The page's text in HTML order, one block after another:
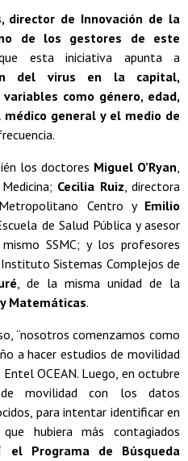
director de Innovación de la
de los gestores de este
esta iniciativa apunta a
del virus en la capital,
como género, edad,
general y el medio de
los doctores Miguel O’Ryan,
Cecilia Ruiz, directora
Centro y Emilio
de Salud Pública y asesor
SSMC; y los profesores
Sistemas Complejos de
, de la misma unidad de la
Matemáticas.
“nosotros comenzamos como
a hacer estudios de movilidad
OCEAN. Luego, en octubre
movilidad con los datos
para intentar identificar en
hubiera más contagiados
el Programa de Búsqueda